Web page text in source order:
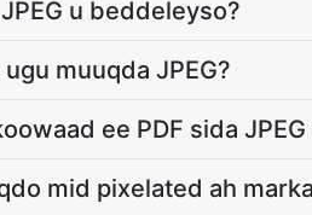
u beddeleyso?
muuqda JPEG?
ee PDF sida
mid pixelated ah